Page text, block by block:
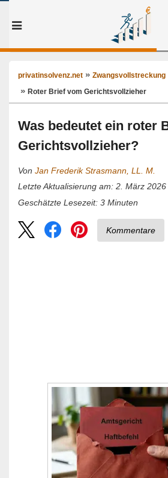
privatinsolvenz.net Zwangsvollstreckung
Roter Brief vom Gerichtsvollzieher
Was bedeutet ein roter
Gerichtsvollzieher?
Von Jan Frederik Strasmann, LL. M.
Letzte Aktualisierung am: 2. März 2026
Geschätzte Lesezeit: 3 Minuten
Kommentare